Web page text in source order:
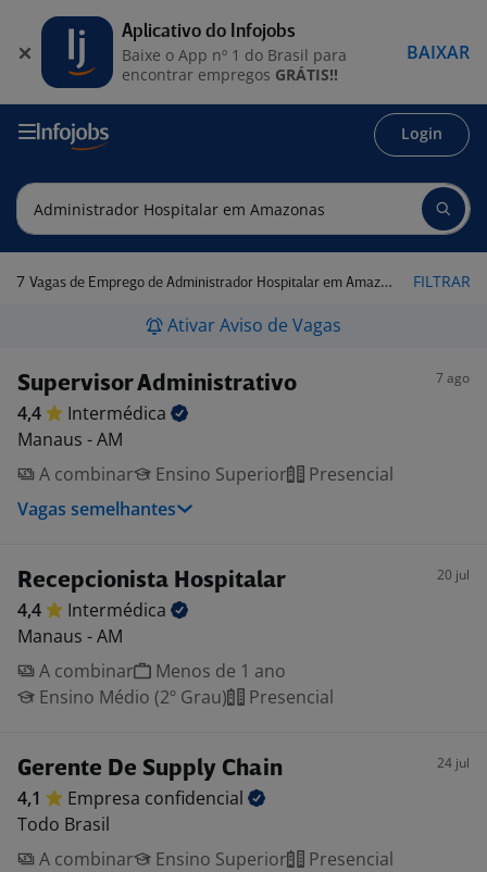
Login
7 Vagas de Emprego de Administrador Hospitalar em Amazonas FILTRAR
Ativar Aviso de Vagas
Supervisor Administrativo 7 ago
4,4
Intermédica
Manaus - AM
A combinar
Ensino Superior
Presencial
Vagas semelhantes
Recepcionista Hospitalar 20 jul
4,4
Intermédica
Manaus - AM
A combinar
Menos de 1 ano
Ensino Médio (2º Grau)
Presencial
Gerente De Supply Chain 24 jul
4,1 Empresa confidencial
Todo Brasil
A combinar
Ensino Superior Presencial
Aplicativo do Infojobs
Baixe o App nº 1 do Brasil para
encontrar empregos GRÁTIS!!
BAIXAR